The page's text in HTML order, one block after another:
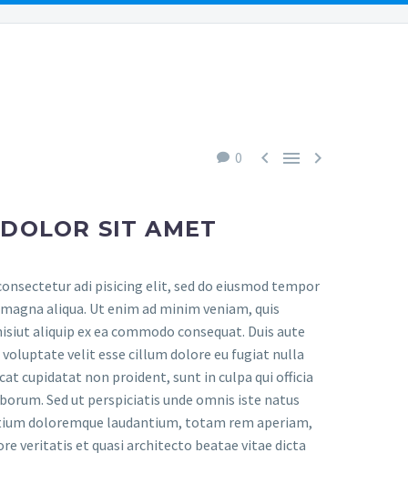
0   
SIT AMET
adi pisicing elit, sed do eiusmod tempor
aliqua. Ut enim ad minim veniam, quis
aliquip ex ea commodo consequat. Duis aute
velit esse cillum dolore eu fugiat nulla
cupidatat non proident, sunt in culpa qui officia
Sed ut perspiciatis unde omnis iste natus
doloremque laudantium, totam rem aperiam,
veritatis et quasi architecto beatae vitae dicta